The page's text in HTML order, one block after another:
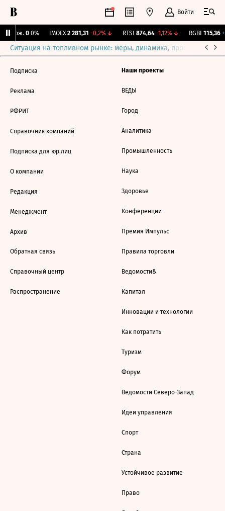
Войти
Бирж. 0 0% IMOEX 2 281,31 -0,2%↓ RTSI 874,64 -1,12%↓ RGBI 115,36
Ситуация на топливном рынке: меры, динамика, прогнозы
Подписка
Реклама
РФРИТ
Справочник компаний
Подписка для юр.лиц
О компании
Редакция
Менеджмент
Архив
Обратная связь
Справочный центр
Распространение
Наши проекты
ВЕДЫ
Город
Аналитика
Промышленность
Наука
Здоровье
Конференции
Премия Импульс
Правила торговли
Ведомости&
Капитал
Инновации и технологии
Как потратить
Туризм
Форум
Ведомости Северо-Запад
Идеи управления
Спорт
Страна
Устойчивое развитие
Право